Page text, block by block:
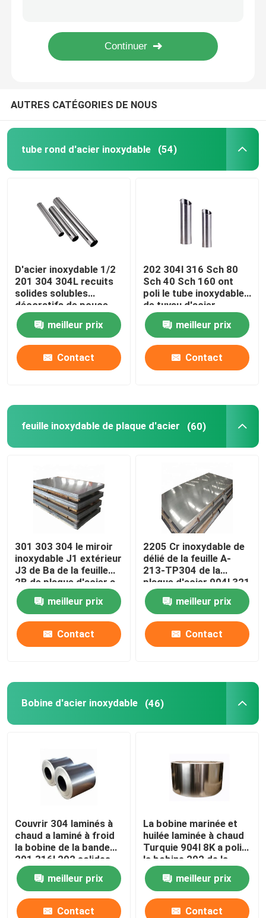
Bobine d'acier inoxydable
Tuyau d'acier inoxydable sans couture
bande d'acier inoxydable
Barre d'acier inoxydable Rod
Tubes d'acier allié
Bobine d'acier allié
Bobine en acier galvanisée
Plaque d'acier galvanisée
Tube en acier galvanisé
Bobine en acier de PPGI
Bobine d'acier au carbone
AUTRES CATÉGORIES DE NOUS
tube rond d'acier inoxydable (54)
D'acier inoxydable 1/2
201 304 304L recuits
solides solubles
décoratifs de pouce
1/4" 1/8" de la
tuyauterie sifflent le
rond
meilleur prix
Contact
202 304l 316 Sch 80
Sch 40 Sch 160 ont
poli le tube inoxydable
de tuyau d'acier
meilleur prix
Contact
feuille inoxydable de plaque d'acier (60)
301 303 304 le miroir
inoxydable J1 extérieur
J3 de Ba de la feuille
2B de plaque d'acier a
laminé à froid
meilleur prix
Contact
2205 Cr inoxydable de
délié de la feuille A-
213-TP304 de la
plaque d'acier 904l 321
316l
meilleur prix
Contact
Bobine d'acier inoxydable (46)
Couvrir 304 laminés à
chaud a laminé à froid
la bobine de la bande
201 316l 202 solides
solubles 304 de bobine
d'acier inoxydable
meilleur prix
Contact
La bobine marinée et
huilée laminée à chaud
Turquie 904l 8K a poli
la bobine 202 de la
bobine 430 solides
solubles d'acier
inoxydable
meilleur prix
Contact